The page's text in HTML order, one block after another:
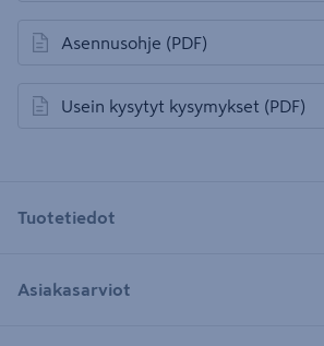
Asennusohje (PDF)
avautuu uuteen välilehteen
Usein kysytyt kysymykset (PDF)
avautuu uuteen välilehteen
Tuotetiedot
Asiakasarviot